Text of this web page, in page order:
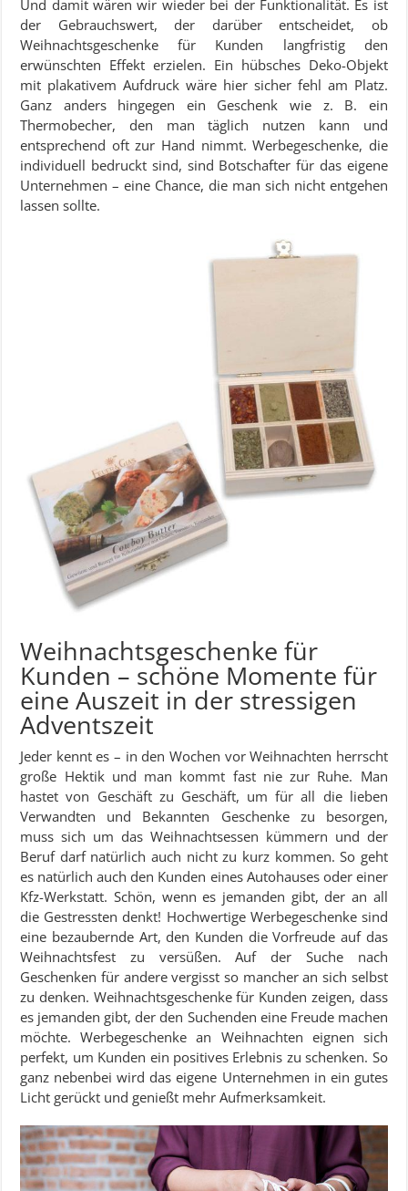
Und damit wären wir wieder bei der Funktionalität. Es ist
der Gebrauchswert, der darüber entscheidet, ob
Weihnachtsgeschenke für Kunden langfristig den
erwünschten Effekt erzielen. Ein hübsches Deko-Objekt
mit plakativem Aufdruck wäre hier sicher fehl am Platz.
Ganz anders hingegen ein Geschenk wie z. B. ein
Thermobecher, den man täglich nutzen kann und
entsprechend oft zur Hand nimmt. Werbegeschenke, die
individuell bedruckt sind, sind Botschafter für das eigene
Unternehmen – eine Chance, die man sich nicht entgehen
lassen sollte.
Weihnachtsgeschenke für
Kunden – schöne Momente für
eine Auszeit in der stressigen
Adventszeit
Jeder kennt es – in den Wochen vor Weihnachten herrscht
große Hektik und man kommt fast nie zur Ruhe. Man
hastet von Geschäft zu Geschäft, um für all die lieben
Verwandten und Bekannten Geschenke zu besorgen,
muss sich um das Weihnachtsessen kümmern und der
Beruf darf natürlich auch nicht zu kurz kommen. So geht
es natürlich auch den Kunden eines Autohauses oder einer
Kfz-Werkstatt. Schön, wenn es jemanden gibt, der an all
die Gestressten denkt! Hochwertige Werbegeschenke sind
eine bezaubernde Art, den Kunden die Vorfreude auf das
Weihnachtsfest zu versüßen. Auf der Suche nach
Geschenken für andere vergisst so mancher an sich selbst
zu denken. Weihnachtsgeschenke für Kunden zeigen, dass
es jemanden gibt, der den Suchenden eine Freude machen
möchte. Werbegeschenke an Weihnachten eignen sich
perfekt, um Kunden ein positives Erlebnis zu schenken. So
ganz nebenbei wird das eigene Unternehmen in ein gutes
Licht gerückt und genießt mehr Aufmerksamkeit.